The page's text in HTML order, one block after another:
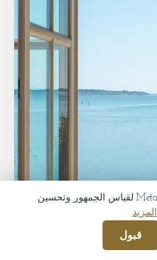
🍪 نستخدم Google Analytics وبكسل Meta لقياس الجمهور وتحسين
المزيد
قبول